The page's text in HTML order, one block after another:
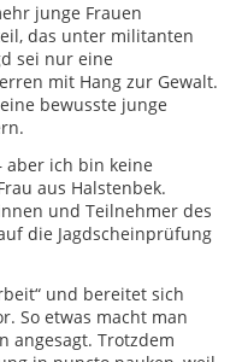
junge Frauen
das unter militanten
sei nur eine
mit Hang zur Gewalt.
bewusste junge
aber ich bin keine
aus Halstenbek.
und Teilnehmer des
die Jagdscheinprüfung
und bereitet sich
So etwas macht man
angesagt. Trotzdem